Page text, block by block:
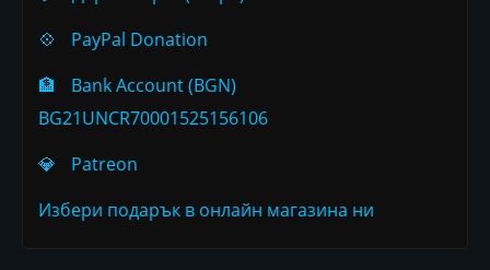
💠
PayPal Donation
🏦
Bank Account (BGN)
BG21UNCR70001525156106
💎
Patreon
Избери подарък в онлайн магазина ни